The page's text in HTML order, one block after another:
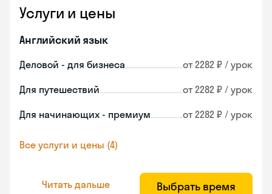
Услуги и цены
Английский язык
Деловой - для бизнеса от 2282 ₽ / урок
Для путешествий от 2282 ₽ / урок
Для начинающих - премиум от 2282 ₽ / урок
Все услуги и цены (4)
Читать дальше Выбрать время